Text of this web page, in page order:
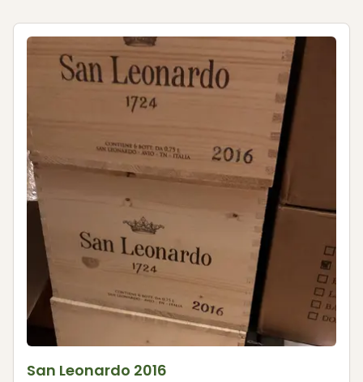
San Leonardo 2016